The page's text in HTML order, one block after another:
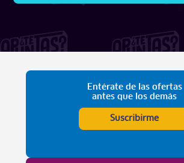
Entérate de las ofertas
antes que los demás
Suscribirme